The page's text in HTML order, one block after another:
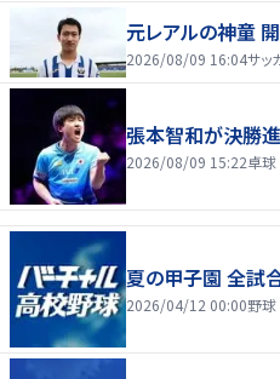
元レアルの神童
2026/08/09 16:04サッ
張本智和が決勝
2026/08/09 15:22卓球
夏の甲子園 全試
2026/04/12 00:00野球